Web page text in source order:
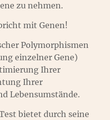
zu nehmen.
mit Genen!
Polymorphismen
einzelner Gene)
Ihrer
Ihrer
Lebensumstände.
bietet durch seine